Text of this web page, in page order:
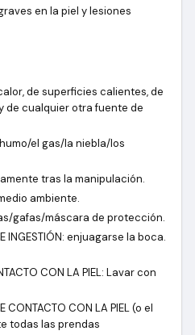
en la piel y lesiones
de superficies calientes, de
de cualquier otra fuente de
el gas/la niebla/los
tras la manipulación.
ambiente.
gafas/máscara de protección.
INGESTIÓN: enjuagarse la boca.
CON LA PIEL: Lavar con
CONTACTO CON LA PIEL (o el
todas las prendas